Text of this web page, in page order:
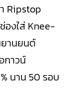
Ripstop
งใส่ Knee-
านยนต์
กาวน์
นาน 50 รอบ